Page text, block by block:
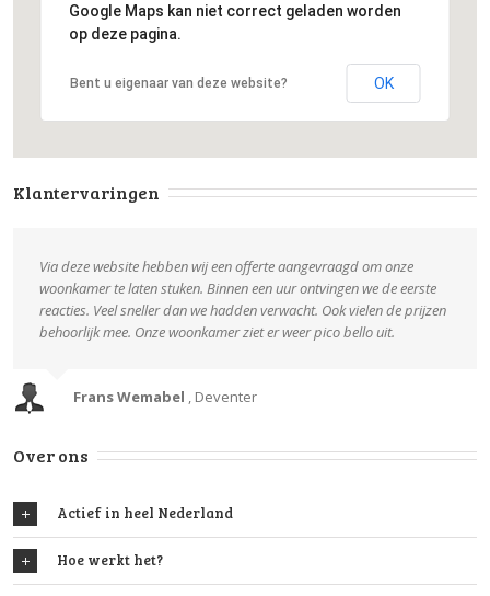
Google Maps kan niet correct geladen worden
op deze pagina.
Bent u eigenaar van deze website? OK
Klantervaringen
Via deze website hebben wij een offerte aangevraagd om onze
woonkamer te laten stuken. Binnen een uur ontvingen we de eerste
reacties. Veel sneller dan we hadden verwacht. Ook vielen de prijzen
behoorlijk mee. Onze woonkamer ziet er weer pico bello uit.
Frans Wemabel , Deventer
Over ons
Actief in heel Nederland
Hoe werkt het?